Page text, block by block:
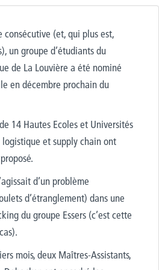
consécutive (et, qui plus est,
un groupe d’étudiants du
de La Louvière a été nominé
en décembre prochain du
14 Hautes Ecoles et Universités
et supply chain ont
d’un problème
d’étranglement) dans une
du groupe Essers (c’est cette
mois, deux Maîtres-Assistants,